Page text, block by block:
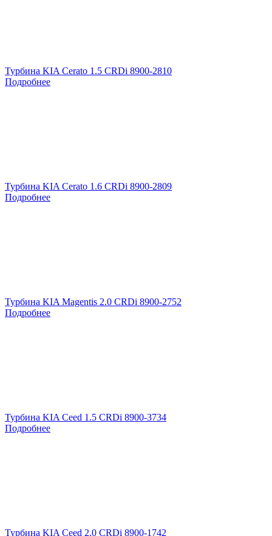
Турбина KIA Cerato 1.5 CRDi 8900-2810
Подробнее
Турбина KIA Cerato 1.6 CRDi 8900-2809
Подробнее
Турбина KIA Magentis 2.0 CRDi 8900-2752
Подробнее
Турбина KIA Ceed 1.5 CRDi 8900-3734
Подробнее
Турбина KIA Ceed 2.0 CRDi 8900-1742